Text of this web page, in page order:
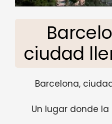
ciudad
Barcelona,
Un lugar donde